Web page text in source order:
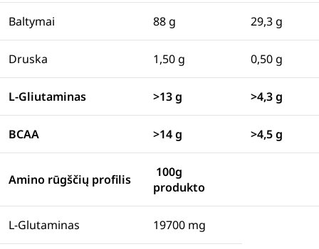
Baltymai 88 g 29,3 g
Druska 1,50 g 0,50 g
L-Gliutaminas >13 g >4,3 g
BCAA >14 g >4,5 g
Amino rūgščių profilis
100g
produkto
L-Glutaminas 19700 mg